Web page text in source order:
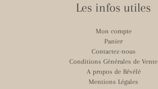
Les infos utiles
Mon compte
Panier
Contactez-nous
Conditions Générales de Vente
A propos de Révélé
Mentions Légales